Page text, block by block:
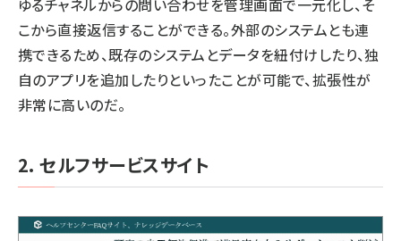
ゆるチャネルからの問い合わせを管理画面で一元化し、そ
こから直接返信することができる。外部のシステムとも連
携できるため、既存のシステムとデータを紐付けしたり、独
自のアプリを追加したりといったことが可能で、拡張性が
非常に高いのだ。
2. セルフサービスサイト